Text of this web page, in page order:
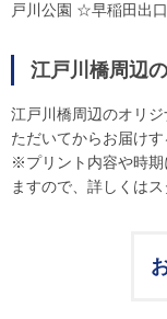
戸川公園 ☆早稲田出
江戸川橋周辺
江戸川橋周辺のオリ
ただいてからお届けす
※プリント内容や時期
ますので、詳しくは